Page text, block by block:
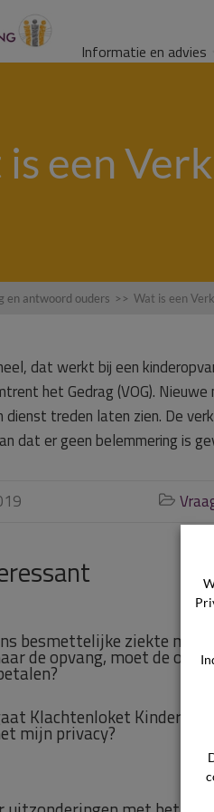
Informatie en advies
een
en antwoord ouders >> Wat is een
dat werkt bij een
het Gedrag (VOG).
dienst treden laten zien. De
dat er geen belemmering is

besmettelijke ziekte mag
de opvang, moet de
Klachtenloket
mijn privacy?